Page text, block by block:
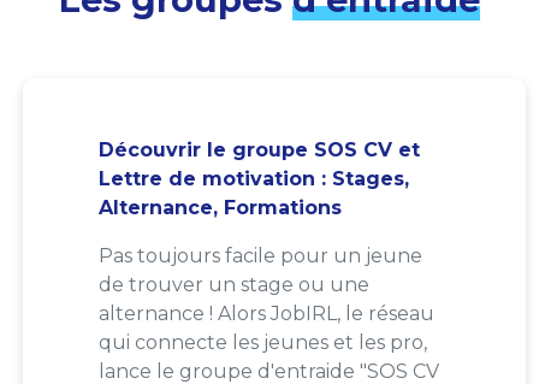
Découvrir le groupe SOS CV et
Lettre de motivation : Stages,
Alternance, Formations
Pas toujours facile pour un jeune
de trouver un stage ou une
alternance ! Alors JobIRL, le réseau
qui connecte les jeunes et les pro,
lance le groupe d'entraide "SOS CV